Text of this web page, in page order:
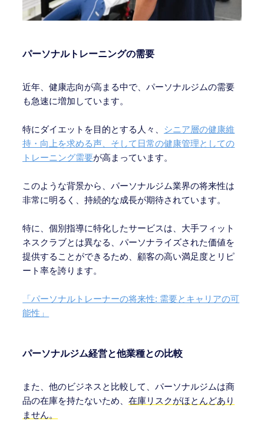
パーソナルトレーニングの需要
近年、健康志向が高まる中で、パーソナルジムの需要
も急速に増加しています。
特にダイエットを目的とする人々、 シニア層の健康維
持・向上を求める声、そして日常の健康管理としての
トレーニング需要が高まっています。
このような背景から、パーソナルジム業界の将来性は
非常に明るく、持続的な成長が期待されています。
特に、個別指導に特化したサービスは、大手フィット
ネスクラブとは異なる、パーソナライズされた価値を
提供することができるため、顧客の高い満足度とリピ
ート率を誇ります。
「パーソナルトレーナーの将来性: 需要とキャリアの可
能性」
パーソナルジム経営と他業種との比較
また、他のビジネスと比較して、パーソナルジムは商
品の在庫を持たないため、在庫リスクがほとんどあり
ません。